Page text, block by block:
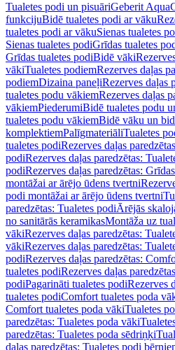
Tualetes podi un pisuāriGeberit
funkcijuBidē tualetes podi ar vāku
tualetes podi ar vākuSienas tualetes
Sienas tualetes podiGrīdas tualetes
Grīdas tualetes podiBidē vāki
vākiTualetes podiemRezerves daļas
podiemDizaina paneļiRezerves daļas
tualetes podu vākiemRezerves daļas
vākiemPiederumiBidē tualetes podu
tualetes podu vākiemBidē vāku un
komplektiemPalīgmateriāliTualetes
tualetes podiRezerves daļas
podiRezerves daļas paredzētas:
podiRezerves daļas paredzētas:
montāžai ar ārējo ūdens tvertni
podi montāžai ar ārējo ūdens tvertni
paredzētas: Tualetes podiĀrējās
no sanitārās keramikasMontāža uz
vākiRezerves daļas paredzētas:
vākiRezerves daļas paredzētas:
podiRezerves daļas paredzētas:
tualetes podiRezerves daļas
podiPagarināti tualetes podiRezerves
tualetes podiComfort tualetes poda
Comfort tualetes poda vākiTualetes
paredzētas: Tualetes poda vāki
paredzētas: Tualetes poda sēdriņķi
daļas paredzētas: Tualetes podi